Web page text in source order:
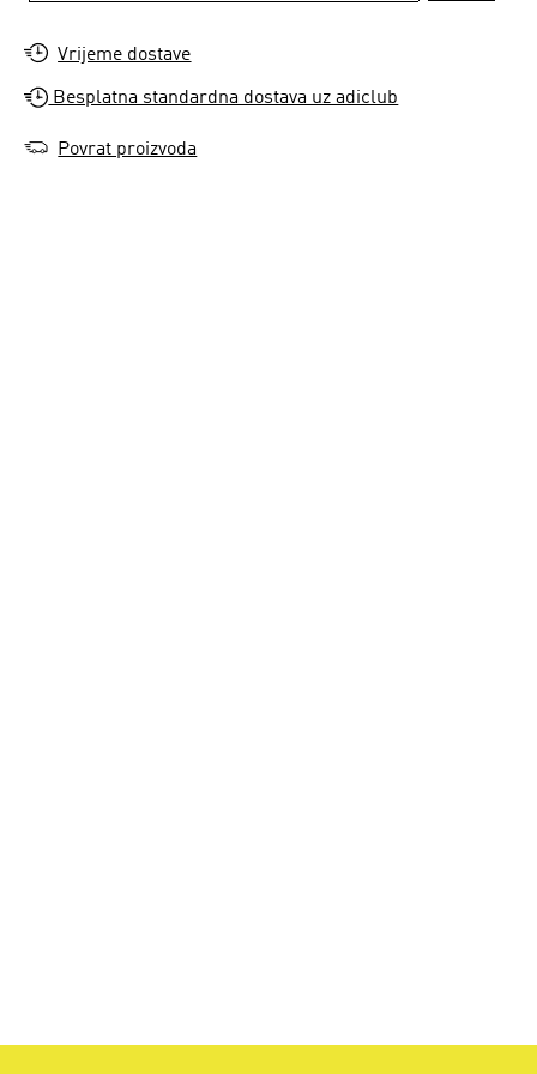
Vrijeme dostave
Besplatna standardna dostava uz adiclub
Povrat proizvoda